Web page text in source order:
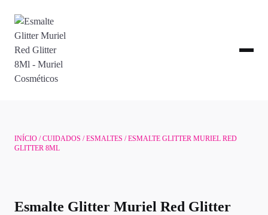
INÍCIO /CUIDADOS /ESMALTES / ESMALTE GLITTER MURIEL RED
GLITTER 8ML
Esmalte Glitter Muriel Red Glitter